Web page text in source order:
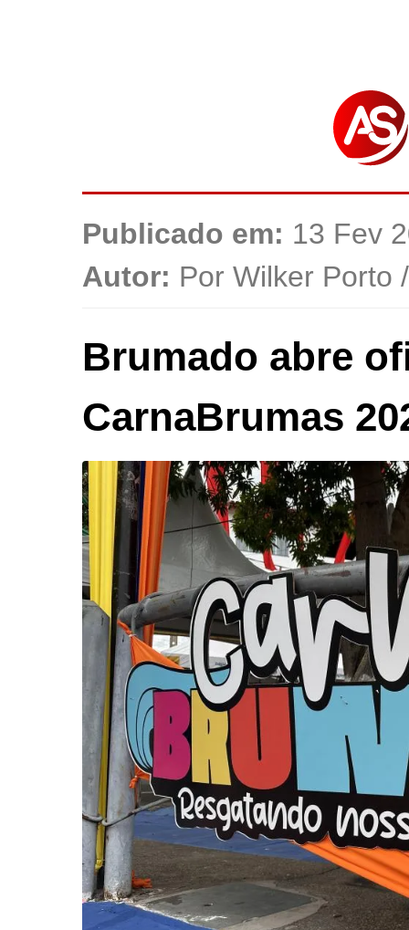
Publicado em: 13 Fev
Autor: Por Wilker Porto
Brumado abre
CarnaBrumas